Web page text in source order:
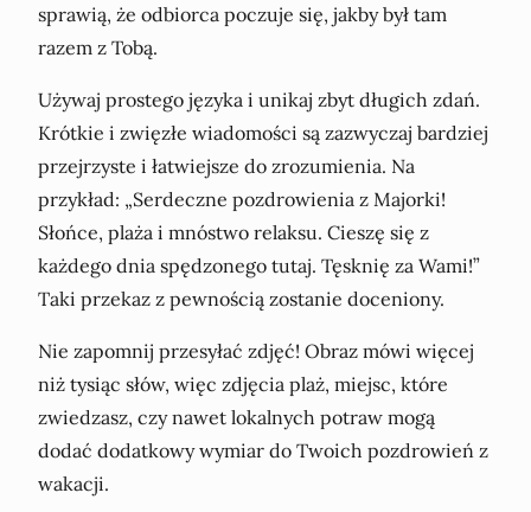
sprawią, że odbiorca poczuje się, jakby był tam
razem z Tobą.
Używaj prostego języka i unikaj zbyt długich zdań.
Krótkie i zwięzłe wiadomości są zazwyczaj bardziej
przejrzyste i łatwiejsze do zrozumienia. Na
przykład: „Serdeczne pozdrowienia z Majorki!
Słońce, plaża i mnóstwo relaksu. Cieszę się z
każdego dnia spędzonego tutaj. Tęsknię za Wami!”
Taki przekaz z pewnością zostanie doceniony.
Nie zapomnij przesyłać zdjęć! Obraz mówi więcej
niż tysiąc słów, więc zdjęcia plaż, miejsc, które
zwiedzasz, czy nawet lokalnych potraw mogą
dodać dodatkowy wymiar do Twoich pozdrowień z
wakacji.